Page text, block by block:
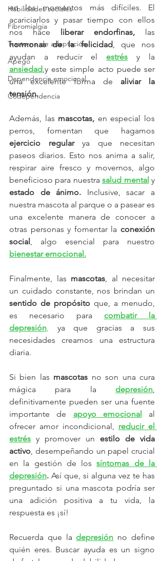
Habilidades sociales
Fibromialgia
Trastorno de adaptación
Apego
Dependencia emocional
Codependencia
en los momentos más difíciles. El
acariciarlos y pasar tiempo con ellos
nos hace liberar endorfinas,
hormonas de la felicidad, que nos
ayudan a reducir el
estrés y la
ansiedad,y este simple acto puede ser
una excelente forma de aliviar la
tensión.
Además, las mascotas, en especial los
perros, fomentan que hagamos
ejercicio regular ya que necesitan
paseos diarios. Esto nos anima a salir,
respirar aire fresco y movernos, algo
beneficioso para nuestra salud mental y
estado de ánimo. Inclusive, sacar a
nuestra mascota al parque o a pasear es
una excelente manera de conocer a
otras personas y fomentar la conexión
social, algo esencial para nuestro
bienestar emocional.
Finalmente, las mascotas, al necesitar
sentido de propósito que, a menudo,
es necesario para
combatir la
depresión, ya que gracias a sus
necesidades creamos una estructura
diaria.
Si bien las mascotas no son una cura
mágica para la depresión,
definitivamente pueden ser una fuente
importante de
apoyo emocional al
ofrecer amor incondicional, reducir el
estrés y promover un estilo de vida
activo, desempeñando un papel crucial
en la gestión de los síntomas de la
depresión. Así que, si alguna vez te has
preguntado si una mascota podría ser
una adición positiva a tu vida, la
respuesta es ¡sí!
Recuerda que la depresión no define
quién eres. Buscar ayuda es un signo